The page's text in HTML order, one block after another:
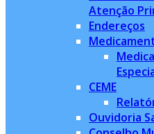
Atenção
Endereços
CEME
Ouvidoria